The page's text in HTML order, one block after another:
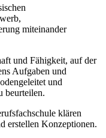
miteinander
und Fähigkeit, auf der
Aufgaben und
und
beurteilen.
klären
erstellen Konzeptionen.